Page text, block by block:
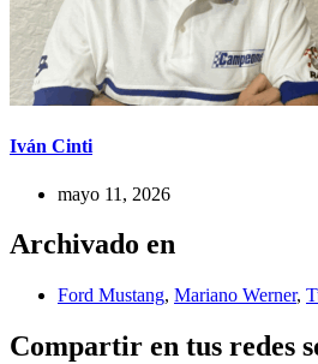
Iván Cinti
mayo 11, 2026
Archivado en
Ford Mustang, Mariano Werner,
Compartir en tus redes